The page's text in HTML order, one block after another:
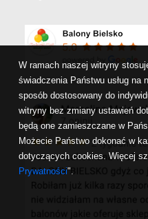
W ramach naszej witryny
świadczenia Państwu usług
sposób dostosowany do
witryny bez zmiany ustawień
będą one zamieszczane w
Możecie Państwo dokonać w
dotyczących cookies. Więcej
Prywatności".